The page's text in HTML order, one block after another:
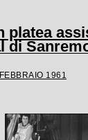
platea
di
1961